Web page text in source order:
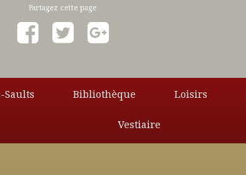
Saults Bibliothèque Loisirs
Vestiaire